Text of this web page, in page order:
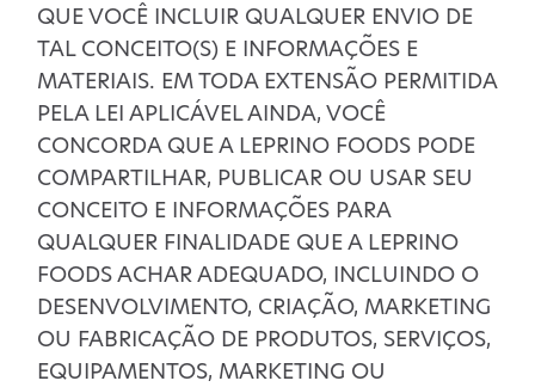
QUE VOCÊ INCLUIR QUALQUER ENVIO DE
TAL CONCEITO(S) E INFORMAÇÕES E
MATERIAIS. EM TODA EXTENSÃO PERMITIDA
PELA LEI APLICÁVEL AINDA, VOCÊ
CONCORDA QUE A LEPRINO FOODS PODE
COMPARTILHAR, PUBLICAR OU USAR SEU
CONCEITO E INFORMAÇÕES PARA
QUALQUER FINALIDADE QUE A LEPRINO
FOODS ACHAR ADEQUADO, INCLUINDO O
DESENVOLVIMENTO, CRIAÇÃO, MARKETING
OU FABRICAÇÃO DE PRODUTOS, SERVIÇOS,
EQUIPAMENTOS, MARKETING OU